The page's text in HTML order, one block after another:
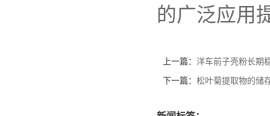
的广泛应用
上一篇： 洋车前子壳粉长期
下一篇： 松叶菊提取物的储